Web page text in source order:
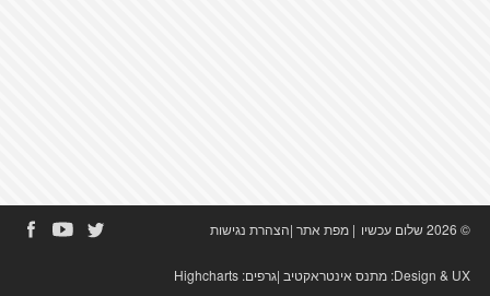
© 2026 שלום עכשיו | מפת אתר|הצהרת נגישות
Design & UX: מתנס אינטראקטיב|גרפים: Highcharts